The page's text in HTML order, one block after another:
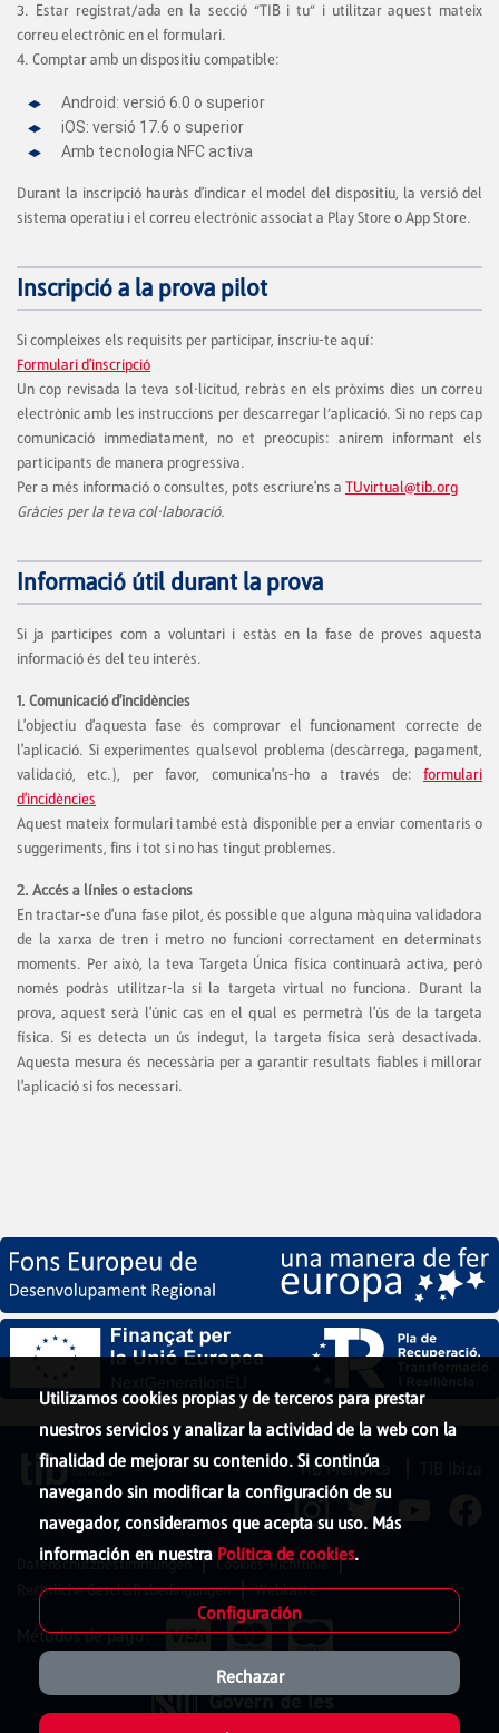
3. Estar registrat/ada en la secció “TIB i tu” i utilitzar aquest mateix
correu electrònic en el formulari.
4. Comptar amb un dispositiu compatible:
Android: versió 6.0 o superior
iOS: versió 17.6 o superior
Amb tecnologia NFC activa
Durant la inscripció hauràs d'indicar el model del dispositiu, la versió del
sistema operatiu i el correu electrònic associat a Play Store o App Store.
Inscripció a la prova pilot
Si compleixes els requisits per participar, inscriu-te aquí:
Formulari d'inscripció
Un cop revisada la teva sol·licitud, rebràs en els pròxims dies un correu
electrònic amb les instruccions per descarregar l’aplicació. Si no reps cap
comunicació immediatament, no et preocupis: anirem informant els
participants de manera progressiva.
Per a més informació o consultes, pots escriure'ns a TUvirtual@tib.org
Gràcies per la teva col·laboració.
Informació útil durant la prova
Si ja participes com a voluntari i estàs en la fase de proves aquesta
informació és del teu interès.
1. Comunicació d'incidències
L'objectiu d'aquesta fase és comprovar el funcionament correcte de
l'aplicació. Si experimentes qualsevol problema (descàrrega, pagament,
validació, etc.), per favor, comunica'ns-ho a través de: formulari
d'incidències
Aquest mateix formulari també està disponible per a enviar comentaris o
suggeriments, fins i tot si no has tingut problemes.
2. Accés a línies o estacions
En tractar-se d'una fase pilot, és possible que alguna màquina validadora
de la xarxa de tren i metro no funcioni correctament en determinats
moments. Per això, la teva Targeta Única física continuarà activa, però
només podràs utilitzar-la si la targeta virtual no funciona. Durant la
prova, aquest serà l'únic cas en el qual es permetrà l'ús de la targeta
física. Si es detecta un ús indegut, la targeta física serà desactivada.
Aquesta mesura és necessària per a garantir resultats fiables i millorar
l'aplicació si fos necessari.
Utilizamos cookies propias y de terceros para prestar
nuestros servicios y analizar la actividad de la web con la
finalidad de mejorar su contenido. Si continúa
navegando sin modificar la configuración de su
navegador, consideramos que acepta su uso. Más
información en nuestra Política de cookies.
Configuración
Rechazar
TIB Menorca
Datenschutzbestimmungen
Cookies-Richtlinie
Rechtliche Geschäftsbedingungen
Webkarte
Métodos de pago: